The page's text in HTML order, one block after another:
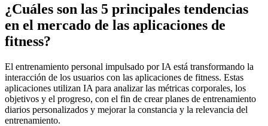
¿Cuáles son las 5 principales tendencias
en el mercado de las aplicaciones de
fitness?
El entrenamiento personal impulsado por IA está transformando la
interacción de los usuarios con las aplicaciones de fitness. Estas
aplicaciones utilizan IA para analizar las métricas corporales, los
objetivos y el progreso, con el fin de crear planes de entrenamiento
diarios personalizados y mejorar la constancia y la relevancia del
entrenamiento.